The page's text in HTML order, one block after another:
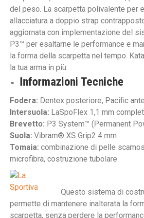
del peso. La scarpetta polivalente per
allacciatura a doppio strap
aggiornata con implementazione del
P3™ per esaltarne le performance e
la forma della scarpetta nel tempo.
la tua arma in più.
Informazioni Tecniche
Fodera: Dentex posteriore, Pacific
Intersuola: LaSpoFlex 1,1 mm
Brevetto: P3 System™ (Permanent
Suola: Vibram® XS Grip2 4 mm
Tomaia: combinazione di pelle
microfibra, costruzione tubolare
Questo sistema di
permette di mantenere inalterata la
scarpetta, senza perdere la